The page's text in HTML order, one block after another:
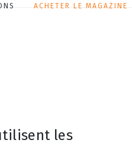
ACHETER LE MAGAZINE
les